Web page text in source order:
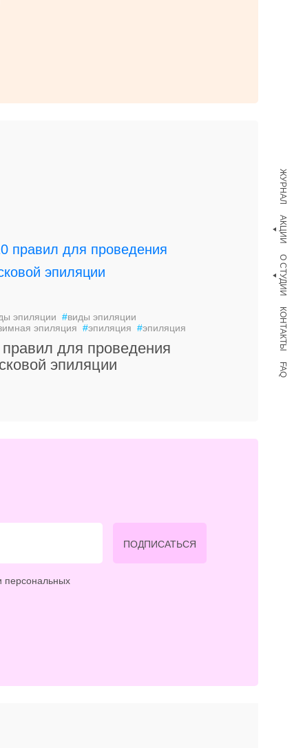
ЖУРНАЛ
АКЦИИ
О СТУДИИ
КОНТАКТЫ
FAQ
эпиляции #виды эпиляции
эпиляция #эпиляция #эпиляция
правил для проведения
эпиляции
персональных
ПОДПИСАТЬСЯ